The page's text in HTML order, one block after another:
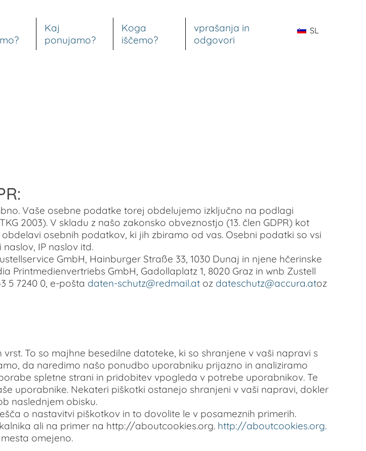
Kaj
ponujamo?
Koga
iščemo?
vprašanja in
odgovori
SL
:
Vaše osebne podatke torej obdelujemo izključno na podlagi
2003). V skladu z našo zakonsko obveznostjo (13. člen GDPR) kot
osebnih podatkov, ki jih zbiramo od vas. Osebni podatki so vsi
IP naslov itd.
GmbH, Hainburger Straße 33, 1030 Dunaj in njene hčerinske
Printmedienvertriebs GmbH, Gadollaplatz 1, 8020 Graz in wnb Zustell
5 7240 0, e-pošta daten-schutz@redmail.at oz dateschutz@accura.atoz
To so majhne besedilne datoteke, ki so shranjene v vaši napravi s
da naredimo našo ponudbo uporabniku prijazno in analiziramo
spletne strani in pridobitev vpogleda v potrebe uporabnikov. Te
uporabnike. Nekateri piškotki ostanejo shranjeni v vaši napravi, dokler
naslednjem obisku.
o nastavitvi piškotkov in to dovolite le v posameznih primerih.
ali na primer na http://aboutcookies.org. http://aboutcookies.org.
omejeno.